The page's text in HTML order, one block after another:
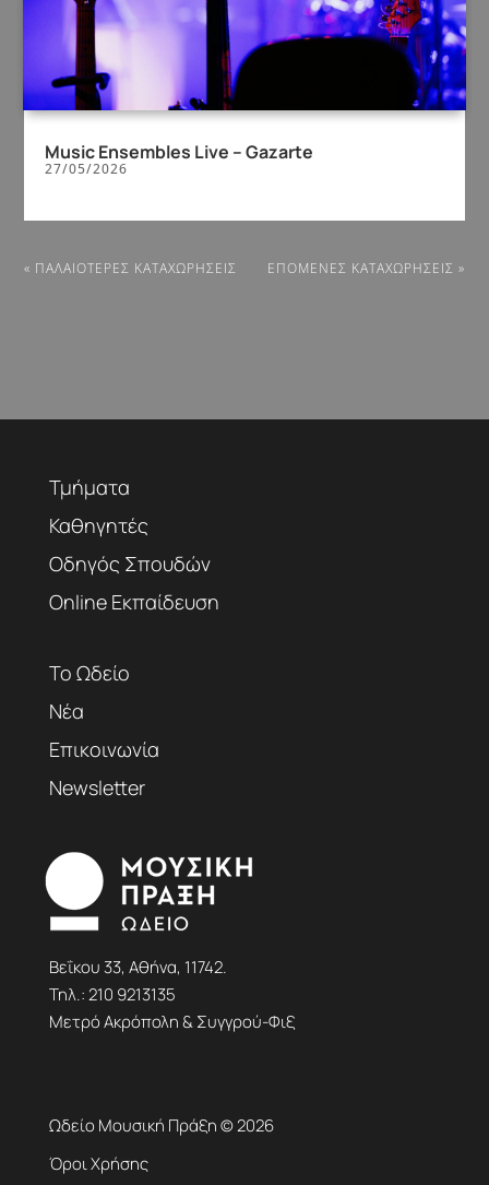
Music Ensembles Live – Gazarte
27/05/2026
« ΠΑΛΑΙΌΤΕΡΕΣ ΚΑΤΑΧΩΡΉΣΕΙΣ ΕΠΌΜΕΝΕΣ ΚΑΤΑΧΩΡΉΣΕΙΣ »
Τμήματα
Καθηγητές
Οδηγός Σπουδών
Online Εκπαίδευση
Το Ωδείο
Νέα
Επικοινωνία
Newsletter
Βεΐκου 33, Αθήνα, 11742.
Τηλ.:210 9213135
Μετρό Ακρόπολη & Συγγρού-Φιξ
Ωδείο Μουσική Πράξη © 2026
Όροι Χρήσης